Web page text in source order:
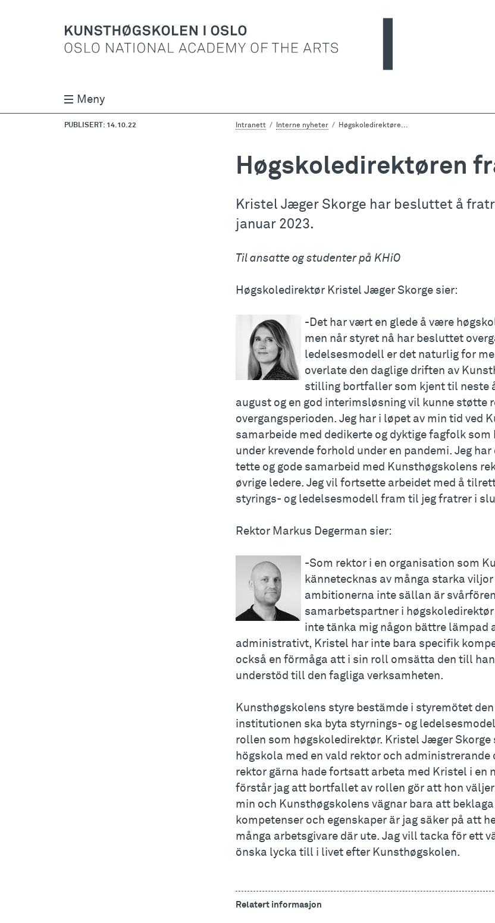
Meny
PUBLISERT: 14.10.22 Intranett Interne nyheter Høgskoledirektøre...
Høgskoledirektøren
Kristel Jæger Skorge har besluttet å
januar 2023.
Til ansatte og studenter på KHiO
Høgskoledirektør Kristel Jæger Skorge sier:
-Det har vært en glede å være
men når styret nå har besluttet
ledelsesmodell er det naturlig for
overlate den daglige driften av
stilling bortfaller som kjent til neste
august og en god interimsløsning vil kunne støtte
overgangsperioden. Jeg har i løpet av min tid ved
samarbeide med dedikerte og dyktige fagfolk som
under krevende forhold under en pandemi. Jeg
tette og gode samarbeid med Kunsthøgskolens
øvrige ledere. Jeg vil fortsette arbeidet med å
styrings- og ledelsesmodell fram til jeg fratrer i
Rektor Markus Degerman sier:
-Som rektor i en organisation som
kännetecknas av många starka
ambitionerna inte sällan är
samarbetspartner i
inte tänka mig någon bättre lämpad
administrativt, Kristel har inte bara specifik
också en förmåga att i sin roll omsätta den till
understöd till den fagliga verksamheten.
Kunsthøgskolens styre bestämde i styremötet
institutionen ska byta styrnings- og
rollen som høgskoledirektør. Kristel Jæger
högskola med en vald rektor och administrerande
rektor gärna hade fortsatt arbeta med Kristel i en
förstår jag att bortfallet av rollen gör att hon
min och Kunsthøgskolens vägnar bara att
kompetenser och egenskaper är jag säker på att
många arbetsgivare där ute. Jag vill tacka för ett
önska lycka till i livet efter Kunsthøgskolen.
Relatert informasjon